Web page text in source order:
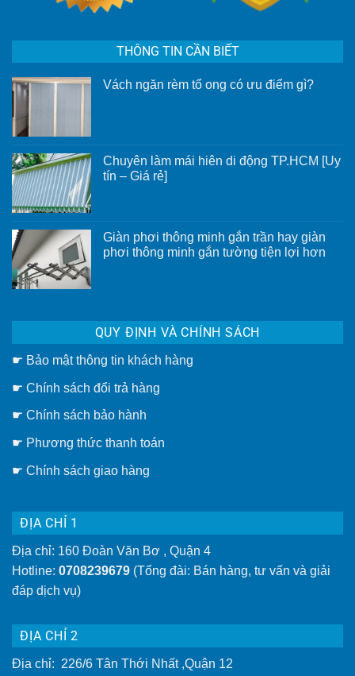
THÔNG TIN CẦN BIẾT
Vách ngăn rèm tổ ong có ưu điểm gì?
ngăn
rèm
tổ
gì?
Chuyên làm mái hiên di động TP.HCM [Uy
tín – Giá rẻ]
ở
Chuyên
làm
tín
–
Giá
rẻ]
Giàn phơi thông minh gắn trần hay giàn
phơi thông minh gắn tường tiện lợi hơn
Giàn
phơi
thông
gắn
hay
giàn
thông
minh
tường
lợi
hơn
QUY ĐỊNH VÀ CHÍNH SÁCH
☛ Bảo mật thông tin khách hàng
☛ Chính sách đổi trả hàng
☛ Chính sách bảo hành
☛ Phương thức thanh toán
☛ Chính sách giao hàng
ĐỊA CHỈ 1
Địa chỉ: 160 Đoàn Văn Bơ , Quận 4
Hotline: 0708239679 (Tổng đài: Bán hàng, tư vấn và giải
đáp dịch vụ)
ĐỊA CHỈ 2
Địa chỉ: 226/6 Tân Thới Nhất ,Quận 12